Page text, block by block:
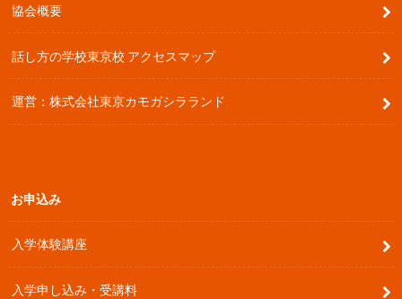
協会概要
話し方の学校東京校 アクセスマップ
運営：株式会社東京カモガシラランド
お申込み
入学体験講座
入学申し込み・受講料